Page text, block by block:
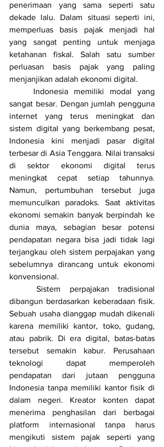
penerimaan yang sama seperti satu
dekade lalu. Dalam situasi seperti ini,
memperluas basis pajak menjadi hal
yang sangat penting untuk menjaga
ketahanan fiskal. Salah satu sumber
perluasan basis pajak yang paling
menjanjikan adalah ekonomi digital.
sangat besar. Dengan jumlah pengguna
internet yang terus meningkat dan
sistem digital yang berkembang pesat,
Indonesia kini menjadi pasar digital
terbesar di Asia Tenggara. Nilai transaksi
di sektor ekonomi digital terus
meningkat cepat setiap tahunnya.
Namun, pertumbuhan tersebut juga
memunculkan paradoks. Saat aktivitas
ekonomi semakin banyak berpindah ke
dunia maya, sebagian besar potensi
pendapatan negara bisa jadi tidak lagi
terjangkau oleh sistem perpajakan yang
sebelumnya dirancang untuk ekonomi
konvensional.
	Sistem perpajakan tradisional
dibangun berdasarkan keberadaan fisik.
Sebuah usaha dianggap mudah dikenali
karena memiliki kantor, toko, gudang,
atau pabrik. Di era digital, batas-batas
tersebut semakin kabur. Perusahaan
teknologi dapat memperoleh
pendapatan dari jutaan pengguna
Indonesia tanpa memiliki kantor fisik di
dalam negeri. Kreator konten dapat
menerima penghasilan dari berbagai
platform internasional tanpa harus
mengikuti sistem pajak seperti yang